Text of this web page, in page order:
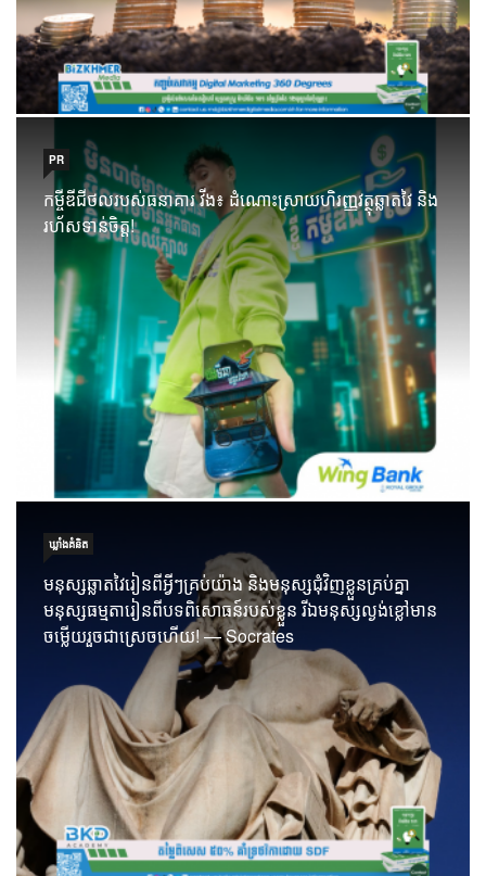
PR
កម្ចីឌីជីថលរបស់ធនាគារ វីង៖ ដំណោះស្រាយហិរញ្ញវត្ថុឆ្លាតវៃ និង
រហ័សទាន់ចិត្ត!
ឃ្លាំង​គំនិត
មនុស្សឆ្លាតវៃរៀនពីអ្វីៗគ្រប់យ៉ាង និងមនុស្សជុំវិញខ្លួនគ្រប់គ្នា
មនុស្សធម្មតារៀនពីបទពិសោធន៍របស់ខ្លួន រីឯមនុស្សល្ងង់ខ្លៅមាន
ចម្លើយរួចជាស្រេចហើយ! — Socrates